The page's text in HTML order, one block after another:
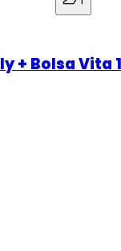
+ Bolsa Vita